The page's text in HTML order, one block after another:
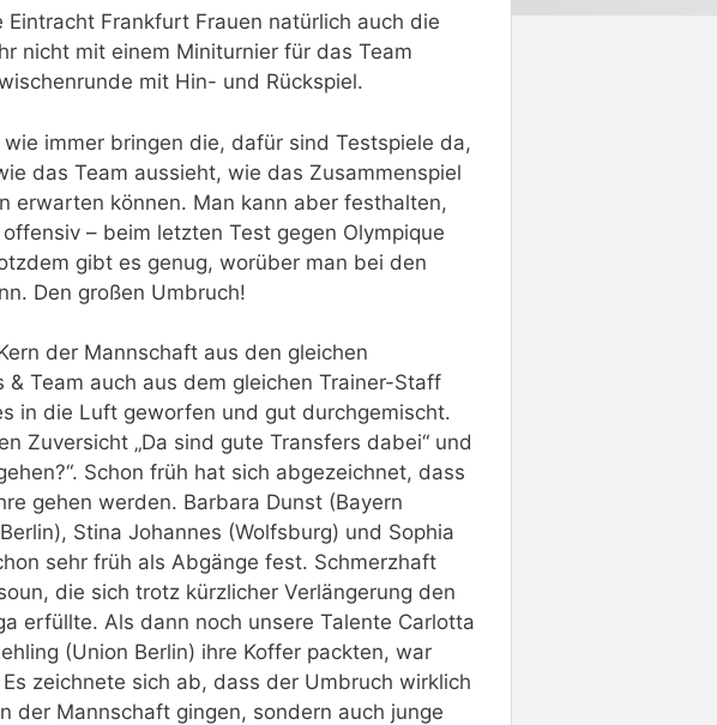
Frankfurt Frauen natürlich auch die
nicht mit einem Miniturnier für das Team
mit Hin- und Rückspiel.
immer bringen die, dafür sind Testspiele da,
das Team aussieht, wie das Zusammenspiel
erwarten können. Man kann aber festhalten,
– beim letzten Test gegen Olympique
gibt es genug, worüber man bei den
Den großen Umbruch!
der Mannschaft aus den gleichen
Team auch aus dem gleichen Trainer-Staff
in die Luft geworfen und gut durchgemischt.
Zuversicht „Da sind gute Transfers dabei“ und
Schon früh hat sich abgezeichnet, dass
gehen werden. Barbara Dunst (Bayern
Stina Johannes (Wolfsburg) und Sophia
sehr früh als Abgänge fest. Schmerzhaft
die sich trotz kürzlicher Verlängerung den
erfüllte. Als dann noch unsere Talente Carlotta
(Union Berlin) ihre Koffer packten, war
zeichnete sich ab, dass der Umbruch wirklich
der Mannschaft gingen, sondern auch junge